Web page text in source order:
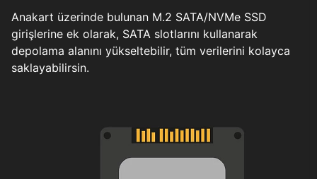
Anakart üzerinde bulunan M.2 SATA/NVMe SSD
girişlerine ek olarak, SATA slotlarını kullanarak
depolama alanını yükseltebilir, tüm verilerini kolayca
saklayabilirsin.